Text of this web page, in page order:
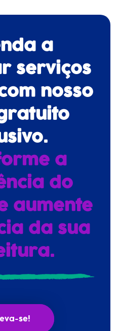
a
serviços
nosso
a
do
aumente
da sua
se!